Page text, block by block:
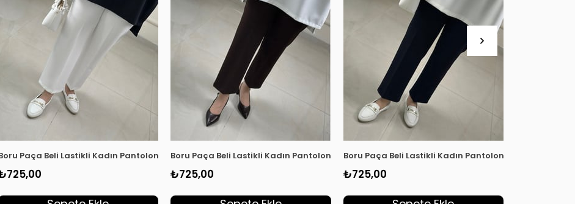
MLH 8083
Paça Beli Lastikli Kadın Pantolon Beyaz MLH 8083Boru Paça Beli Lastikli Kadın Pantolon Acı Kahve MLH 8083
₺725,00
Boru Paça Beli Lastikli Kadın Pantolon Lacivert MLH
₺725,00